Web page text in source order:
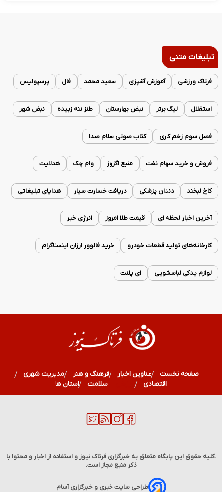
تبلیغات متنی
فرتاک ورزشی آموزش آشپزی سعید محمد فال پرسپولیس
استقلال لیگ برتر نبض بهارستان طنز ننه زبیده نبض شهر
فصل سوم زخم کاری کتاب صوتی سلام صدا
فروش و خرید سهام نفت منبع اگزوز وام چک هدلایت
کاخ لبخند دندان پزشکی دریافت خسارت سیار هدایای تبلیغاتی
آخرین اخبار لحظه ای قیمت طلا امروز انرژی خبر
کارخانه‌های تولید قطعات خودرو خرید فالوور ارزان اینستاگرام
لوازم یدکی لباسشویی ای پلنت
صفحه نخست عناوین اخبار فرهنگ و هنر
مدیریت شهری
اقتصادی
ورزشی سلامت استان ها
.کلیه حقوق این پایگاه متعلق به خبرگزاریفرتاک نیوز و استفاده از اخبار و محتوا با
ذکر منبع مجاز است.
طراحی سایت خبری و خبرگزاری آسام